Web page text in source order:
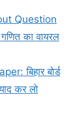
Question
का वायरल
बिहार बोर्ड
कर लो